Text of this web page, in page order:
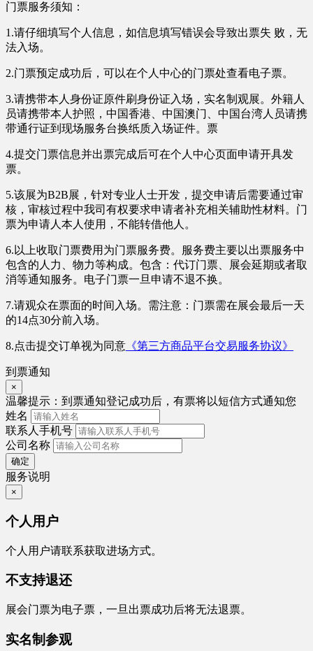
门票服务须知：
1.请仔细填写个人信息，如信息填写错误会导致出票失 败，无
法入场。
2.门票预定成功后，可以在个人中心的门票处查看电子票。
3.请携带本人身份证原件刷身份证入场，实名制观展。外籍人
员请携带本人护照，中国香港、中国澳门、中国台湾人员请携
带通行证到现场服务台换纸质入场证件。票
4.提交门票信息并出票完成后可在个人中心页面申请开具发
票。
5.该展为B2B展，针对专业人士开发，提交申请后需要通过审
核，审核过程中我司有权要求申请者补充相关辅助性材料。门
票为申请人本人使用，不能转借他人。
6.以上收取门票费用为门票服务费。服务费主要以出票服务中
包含的人力、物力等构成。包含：代订门票、展会延期或者取
消等通知服务。 电子门票一旦申请不退不换。
7.请观众在票面的时间入场。需注意： 门票需在展会最后一天
的14点30分前入场。
8.点击提交订单视为同意 《第三方商品平台交易服务协议》
到票通知
×
温馨提示： 到票通知登记成功后，有票将以短信方式通知您
姓名
联系人手机号
公司名称
确定
服务说明
×
个人用户
个人用户请联系获取进场方式。
不支持退还
展会门票为电子票，一旦出票成功后将无法退票。
实名制参观